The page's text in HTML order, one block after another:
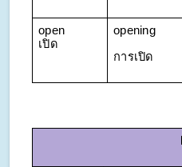
open
เปิด
opening
การเปิด